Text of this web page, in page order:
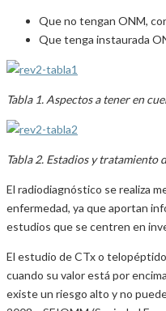
Que no tengan ONM,
Que tenga instaurada
Tabla 1. Aspectos a tener en
Tabla 2. Estadios y tratamiento
El radiodiagnóstico se realiza
enfermedad, ya que aportan
estudios que se centren en
El estudio de CTx o
cuando su valor está por
existe un riesgo alto y no